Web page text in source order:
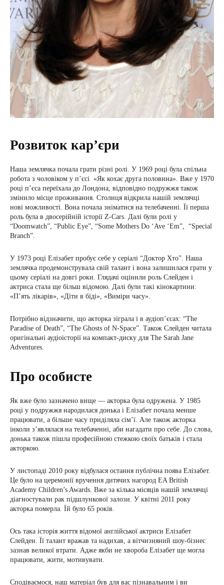
Розвиток кар’єри
Наша землячка почала грати різні ролі. У 1969 році була спільна
робота з чоловіком у п’єсі «Як кохає друга половина». Вже у 1970
році п’єса переїхала до Лондона, відповідно подружжя також
змінило місце проживання. Столиця відкрила нашій землячці
нові можливості. Вона почала зніматися на телебаченні. Її перша
роль була в двосерійній історії Z-Cars. Далі були ролі у
“Doomwatch”, “Public Eye”, “Some Mothers Do ‘Ave ‘Em”, “Special
Branch”.
У 1973 році Елізабет пробує себе у серіалі “Доктор Хто”. Наша
землячка продемонструвала свій талант і вона залишилася грати у
цьому серіалі на довгі роки. Глядачі оцінили роль Слейден і
актриса стала ще більш відомою. Далі були такі кінокартини:
«П’ять лікарів», «Діти в біді», «Виміри часу».
Потрібно відзначити, що акторка зіграла і в аудіоп’єсах: “The
Paradise of Death”, “The Ghosts of N-Space”. Також Слейден читала
оригінальні аудіоісторії на компакт-диску для The Sarah Jane
Adventures.
Про особисте
Як вже було зазначено вище — акторка була одружена. У 1985
році у подружжя народилася донька і Елізабет почала менше
працювати, а більше часу приділяла сім’ї. Але також акторка
інколи з’являлася на телебаченні, аби нагадати про себе. До слова,
донька також пішла професійною стежкою своїх батьків і стала
акторкою.
У листопаді 2010 року відбулася остання публічна поява Елізабет.
Це було на церемонії вручення дитячих нагород EA British
Academy Children’s Awards. Вже за кілька місяців нашій землячці
діагностували рак підшлункової залози. У квітні 2011 року
акторка померла. Їй було 65 років.
Ось така історія життя відомої англійської актриси Елізабет
Слейден. Її талант вражав та надихав, а вітчизняний шоу-бізнес
зазнав великої втрати. Адже якби не хвороба Елізабет ще могла
працювати, жити, мотивувати.
Сподіваємося, наш матеріал був для вас пізнавальним і ви